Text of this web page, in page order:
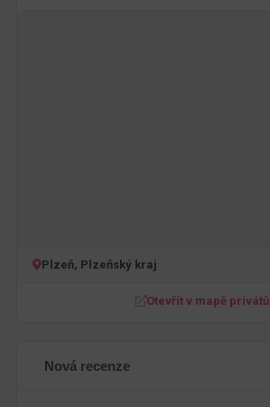
Plzeň, Plzeňský kraj
Otevřít v mapě privátů
Nová recenze